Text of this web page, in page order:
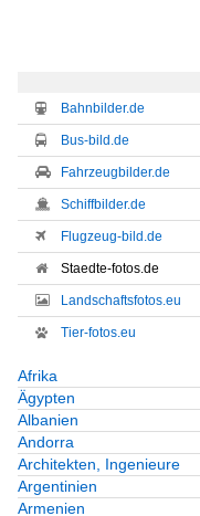
Bahnbilder.de
Bus-bild.de
Fahrzeugbilder.de
Schiffbilder.de
Flugzeug-bild.de
Staedte-fotos.de
Landschaftsfotos.eu
Tier-fotos.eu
Afrika
Ägypten
Albanien
Andorra
Architekten, Ingenieure
Argentinien
Armenien